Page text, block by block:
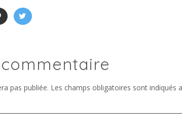
pas publiée. Les champs obligatoires sont indiqués